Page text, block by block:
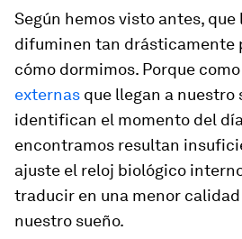
Según hemos visto antes, que
difuminen tan drásticamente
cómo dormimos. Porque
externas que llegan a nuestro
identifican el momento del
encontramos resultan
ajuste el reloj biológico
traducir en una menor
nuestro sueño.